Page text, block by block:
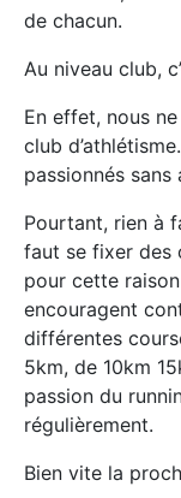
de chacun.
Au niveau club,
En effet, nous
club
passionnés
Pourtant, rien à
faut se fixer des
pour cette
encouragent
différentes
5km, de 10km
passion du
régulièrement.
Bien vite la